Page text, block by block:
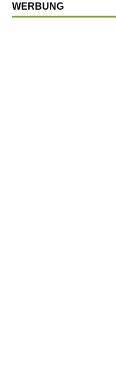
WERBUNG